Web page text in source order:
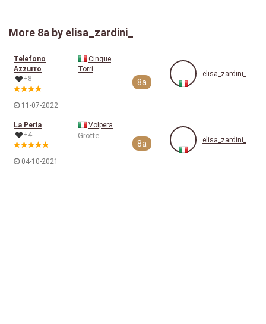
More 8a by elisa_zardini_
Telefono
Azzurro
+8
11-07-2022
Cinque
Torri
8a
elisa_zardini_
La Perla
+4
04-10-2021
Volpera
Grotte
8a elisa_zardini_